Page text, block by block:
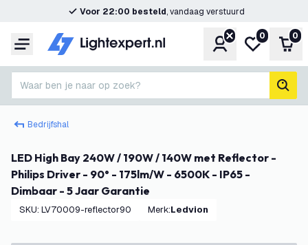
Voor 22:00 besteld, vandaag verstuurd
Menu Account
Mijn
0 0
Waar ben je naar op zoek?
Bedrijfshal
LED High Bay 240W / 190W / 140W met Reflector -
Philips Driver - 90° - 175lm/W - 6500K - IP65 -
Dimbaar - 5 Jaar Garantie
SKU: LV70009-reflector90 Merk: Ledvion